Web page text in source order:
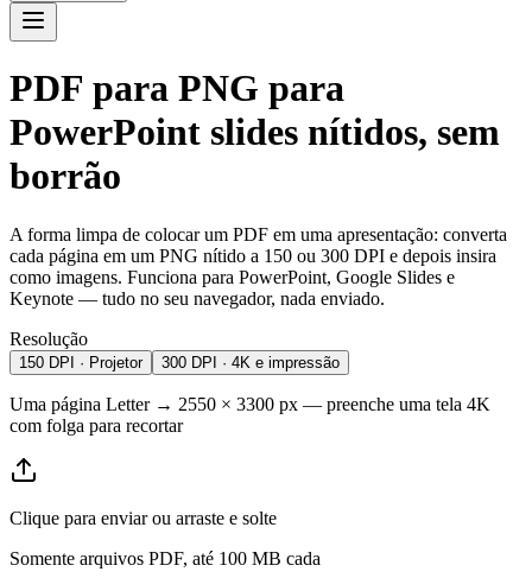
PDF para PNG para
PowerPoint slides nítidos, sem
borrão
A forma limpa de colocar um PDF em uma apresentação: converta
cada página em um PNG nítido a 150 ou 300 DPI e depois insira
como imagens. Funciona para PowerPoint, Google Slides e
Keynote — tudo no seu navegador, nada enviado.
Resolução
150 DPI · Projetor 300 DPI · 4K e impressão
Uma página Letter → 2550 × 3300 px — preenche uma tela 4K
com folga para recortar
Clique para enviar ou arraste e solte
Somente arquivos PDF, até 100 MB cada